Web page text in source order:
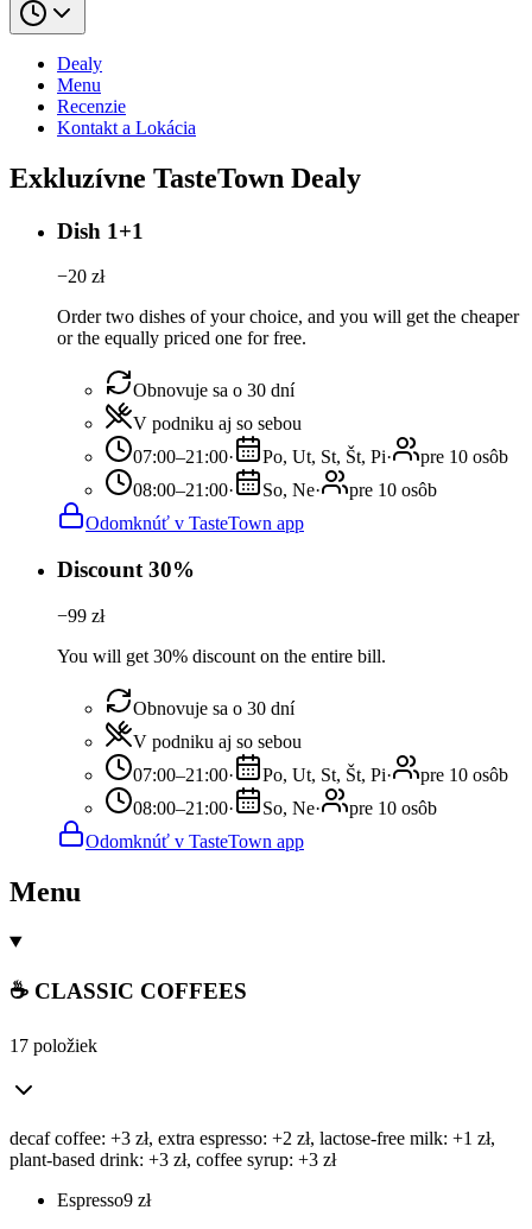
Dealy
Menu
Recenzie
Kontakt a Lokácia
Exkluzívne TasteTown Dealy
Dish 1+1
−20 zł
Order two dishes of your choice, and you will get the cheaper
or the equally priced one for free.
Obnovuje sa o 30 dní
V podniku aj so sebou
07:00–21:00· Po, Ut, St, Št, Pi·
pre 10 osôb
08:00–21:00· So, Ne·
pre 10 osôb
Odomknúť v TasteTown app
Discount 30%
−99 zł
You will get 30% discount on the entire bill.
Obnovuje sa o 30 dní
V podniku aj so sebou
07:00–21:00· Po, Ut, St, Št, Pi·
pre 10 osôb
08:00–21:00· So, Ne·
pre 10 osôb
Odomknúť v TasteTown app
Menu
☕ CLASSIC COFFEES
17 položiek
decaf coffee: +3 zł, extra espresso: +2 zł, lactose-free milk: +1 zł,
plant-based drink: +3 zł, coffee syrup: +3 zł
Espresso9 zł